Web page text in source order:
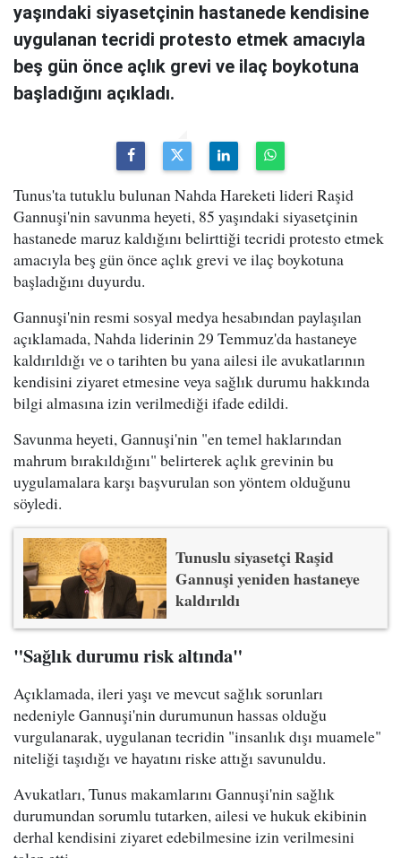
yaşındaki siyasetçinin hastanede kendisine
uygulanan tecridi protesto etmek amacıyla
beş gün önce açlık grevi ve ilaç boykotuna
başladığını açıkladı.
Tunus'ta tutuklu bulunan Nahda Hareketi lideri Raşid
Gannuşi'nin savunma heyeti, 85 yaşındaki siyasetçinin
hastanede maruz kaldığını belirttiği tecridi protesto etmek
amacıyla beş gün önce açlık grevi ve ilaç boykotuna
başladığını duyurdu.
Gannuşi'nin resmi sosyal medya hesabından paylaşılan
açıklamada, Nahda liderinin 29 Temmuz'da hastaneye
kaldırıldığı ve o tarihten bu yana ailesi ile avukatlarının
kendisini ziyaret etmesine veya sağlık durumu hakkında
bilgi almasına izin verilmediği ifade edildi.
Savunma heyeti, Gannuşi'nin "en temel haklarından
mahrum bırakıldığını" belirterek açlık grevinin bu
uygulamalara karşı başvurulan son yöntem olduğunu
söyledi.
Tunuslu siyasetçi Raşid
Gannuşi yeniden hastaneye
kaldırıldı
"Sağlık durumu risk altında"
Açıklamada, ileri yaşı ve mevcut sağlık sorunları
nedeniyle Gannuşi'nin durumunun hassas olduğu
vurgulanarak, uygulanan tecridin "insanlık dışı muamele"
niteliği taşıdığı ve hayatını riske attığı savunuldu.
Avukatları, Tunus makamlarını Gannuşi'nin sağlık
durumundan sorumlu tutarken, ailesi ve hukuk ekibinin
derhal kendisini ziyaret edebilmesine izin verilmesini